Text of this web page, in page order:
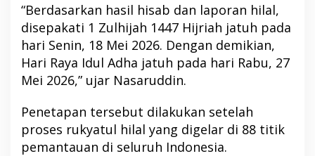
“Berdasarkan hasil hisab dan laporan hilal,
disepakati 1 Zulhijah 1447 Hijriah jatuh pada
hari Senin, 18 Mei 2026. Dengan demikian,
Hari Raya Idul Adha jatuh pada hari Rabu, 27
Mei 2026,” ujar Nasaruddin.
Penetapan tersebut dilakukan setelah
proses rukyatul hilal yang digelar di 88 titik
pemantauan di seluruh Indonesia.